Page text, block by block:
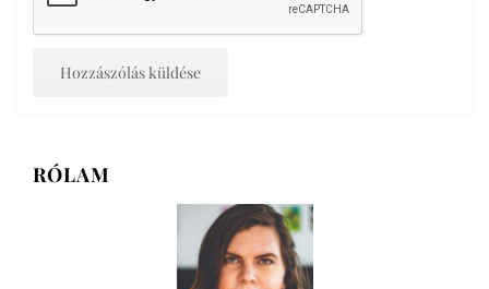
RÓLAM